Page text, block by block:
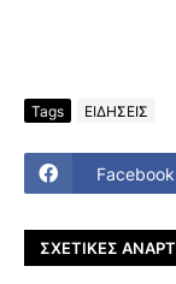
Tags ΕΙΔΗΣΕΙΣ
Facebook
ΣΧΕΤΙΚΈΣ